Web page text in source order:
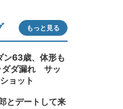
もっと見る
ン63歳、体形も
ダダ漏れ サッ
ョット
とデートして来